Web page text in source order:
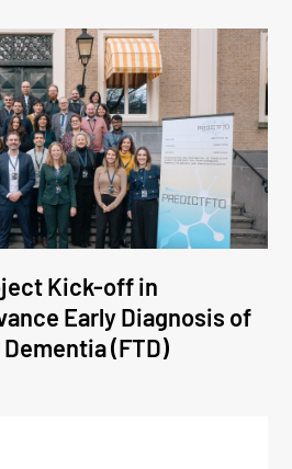
Kick-off in
Early Diagnosis of
(FTD)